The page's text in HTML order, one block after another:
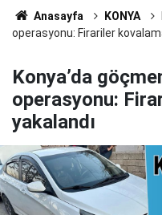
Anasayfa KONYA
operasyonu: Firariler
Konya’da
operasyonu:
yakalandı